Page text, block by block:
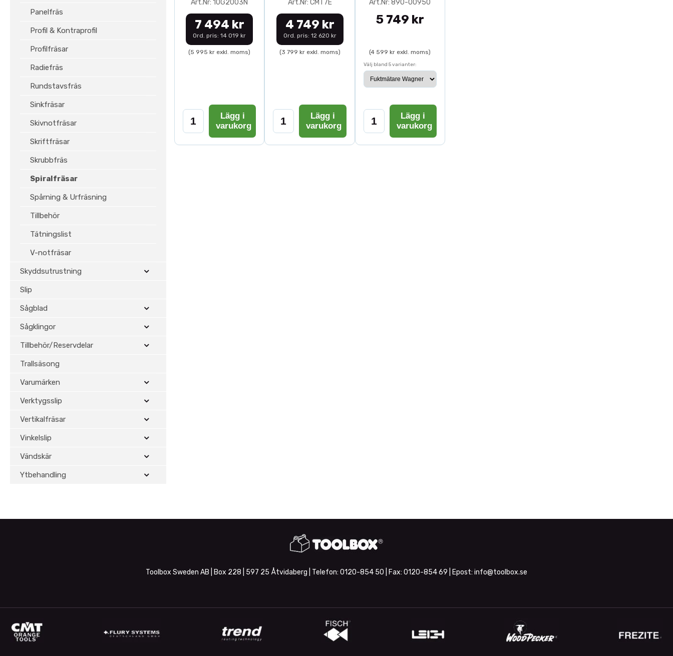
Panelfräs
Profil & Kontraprofil
Profilfräsar
Radiefräs
Rundstavsfräs
Sinkfräsar
Skivnotfräsar
Skriftfräsar
Skrubbfräs
Spiralfräsar
Spårning & Urfräsning
Tillbehör
Tätningslist
V-notfräsar
Skyddsutrustning
Slip
Sågblad
Sågklingor
Tillbehör/Reservdelar
Trallsäsong
Varumärken
Verktygsslip
Vertikalfräsar
Vinkelslip
Vändskär
Ytbehandling
Art.Nr: 10G2003N
7 494 kr
Ord. pris: 14 019 kr
(5 995 kr exkl. moms)
Lägg i
varukorg
Art.Nr: CMT7E
4 749 kr
Ord. pris: 12 620 kr
(3 799 kr exkl. moms)
Lägg i
varukorg
Art.Nr: 890-00950
5 749 kr
(4 599 kr exkl. moms)
Välj bland 5 varianter:
Lägg i
varukorg
Toolbox Sweden AB | Box 228 | 597 25 Åtvidaberg | Telefon: 0120-854 50 | Fax: 0120-854 69 | Epost: info@toolbox.se